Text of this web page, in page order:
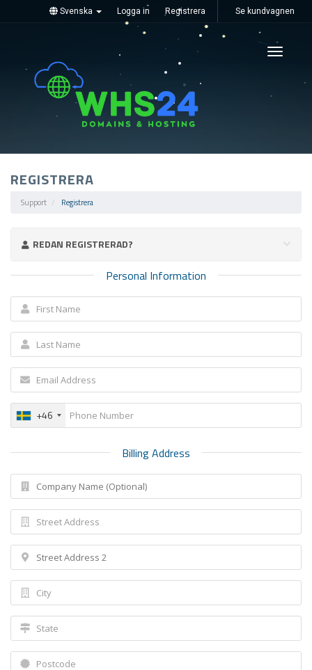
Svenska Logga in Registrera Se kundvagnen
Toggle
REGISTRERA
Support Registrera
REDAN REGISTRERAD?
Personal Information
+46
Billing Address